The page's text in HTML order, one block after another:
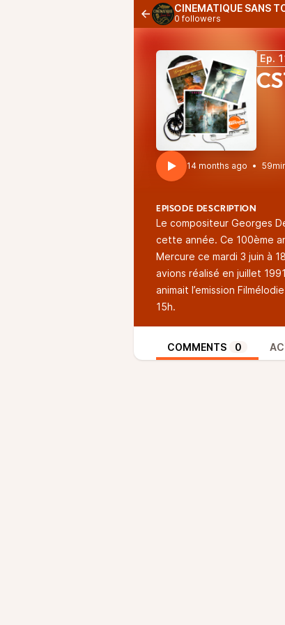
CINEMATIQUE SANS
0 followers
Ep.
14 months ago •
EPISODE DESCRIPTION
Le compositeur Georges
cette année. Ce 100ème
Mercure ce mardi 3 juin à
avions réalisé en juillet
animait l’emission
15h.
COMMENTS 0